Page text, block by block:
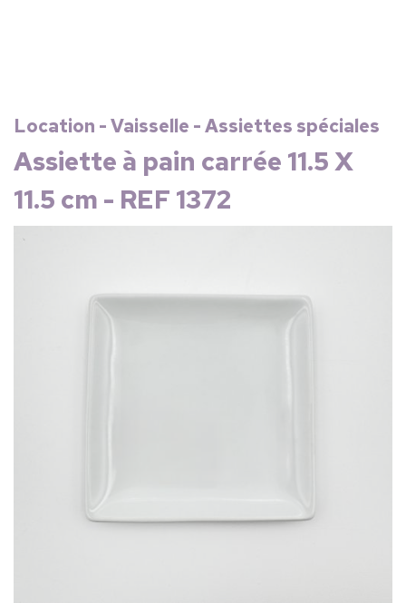
Location - Vaisselle - Assiettes spéciales
Assiette à pain carrée 11.5 X
11.5 cm - REF 1372